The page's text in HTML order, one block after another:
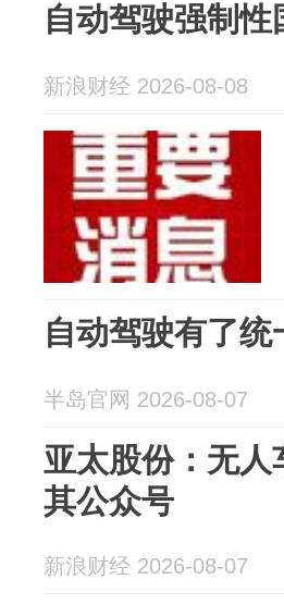
自动驾驶强制
新浪财经 2026-08-08
自动驾驶有了统
半岛官网 2026-08-07
亚太股份：无人
其公众号
新浪财经 2026-08-07